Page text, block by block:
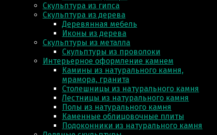
Скульптура из гипса
Скульптура из деревa
Деревянная мебель
Иконы из дерева
Скульптуры из металла
Скульптуры из проволоки
Интерьерное оформление камнем
Камины из натурального камня,
мрамора, гранита
Столешницы из натурального камня
Лестницы из натурального камня
Полы из натурального камня
Каменные облицовочные плиты
Подоконники из натурального камня